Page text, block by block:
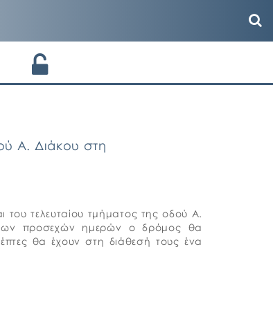
Α. Διάκου στη
τελευταίου τμήματος της οδού Α.
των προσεχών ημερών ο δρόμος θα
θα έχουν στη διάθεσή τους ένα